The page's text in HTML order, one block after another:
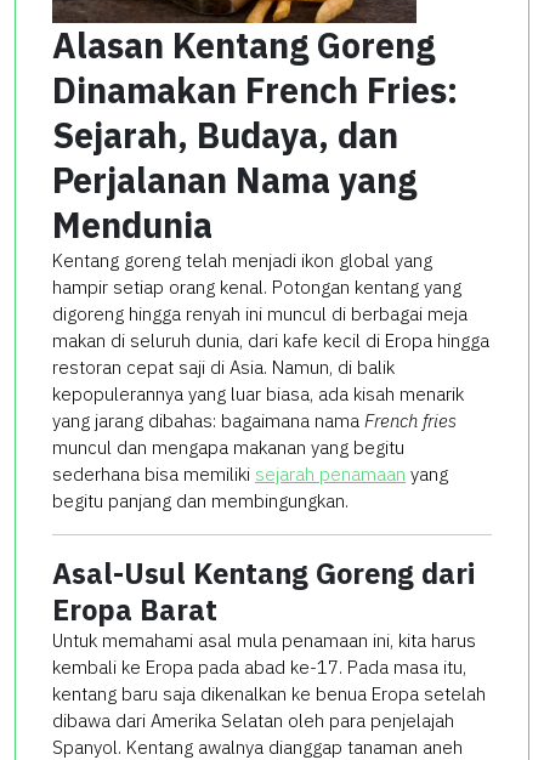
Alasan Kentang Goreng
Dinamakan French Fries:
Sejarah, Budaya, dan
Perjalanan Nama yang
Mendunia
Kentang goreng telah menjadi ikon global yang
hampir setiap orang kenal. Potongan kentang yang
digoreng hingga renyah ini muncul di berbagai meja
makan di seluruh dunia, dari kafe kecil di Eropa hingga
restoran cepat saji di Asia. Namun, di balik
kepopulerannya yang luar biasa, ada kisah menarik
yang jarang dibahas: bagaimana nama French fries
muncul dan mengapa makanan yang begitu
sederhana bisa memiliki sejarah penamaan yang
begitu panjang dan membingungkan.
Asal-Usul Kentang Goreng dari
Eropa Barat
Untuk memahami asal mula penamaan ini, kita harus
kembali ke Eropa pada abad ke-17. Pada masa itu,
kentang baru saja dikenalkan ke benua Eropa setelah
dibawa dari Amerika Selatan oleh para penjelajah
Spanyol. Kentang awalnya dianggap tanaman aneh